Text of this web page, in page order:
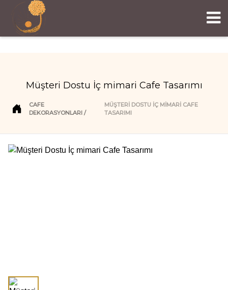
Müşteri Dostu İç mimari Cafe Tasarımı
CAFE
DEKORASYONLARI
MÜŞTERI DOSTU İÇ MIMARI CAFE
TASARIMI